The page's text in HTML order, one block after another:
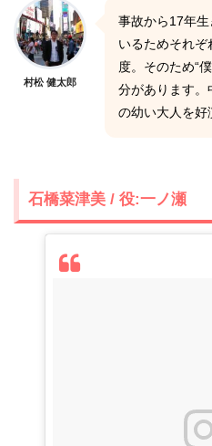
村松 健太郎
事故から17年
いるためそれぞ
度。そのため“
分があります。
の幼い大人を好
石橋菜津美 / 役:一ノ瀬